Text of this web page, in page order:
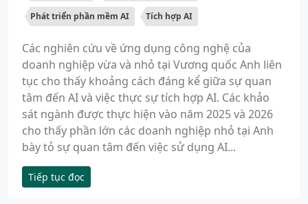
Phát triển phần mềm AI Tích hợp AI
Các nghiên cứu về ứng dụng công nghệ của
doanh nghiệp vừa và nhỏ tại Vương quốc Anh liên
tục cho thấy khoảng cách đáng kể giữa sự quan
tâm đến AI và việc thực sự tích hợp AI. Các khảo
sát ngành được thực hiện vào năm 2025 và 2026
cho thấy phần lớn các doanh nghiệp nhỏ tại Anh
bày tỏ sự quan tâm đến việc sử dụng AI...
Tiếp tục đọc